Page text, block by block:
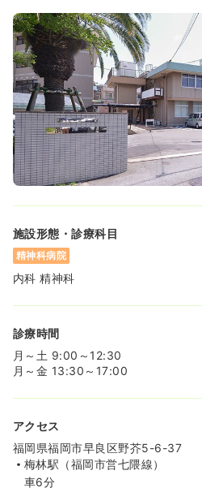
気になる
日勤のみ（パート）
給与 時給1,400円〜
時間 8:30～17:00
土日祝休み
オンコールあり 担当
時給1,400円以上可
介護・福祉系
※一例
時間
8:30～17:00
土日祝休み
担当業務未経験可
施設形態・診療科目
精神科病院
内科 精神科
診療時間
月～土 9:00～12:30
月～金 13:30～17:00
アクセス
福岡県福岡市早良区野芥5-6-37
梅林駅（福岡市営七隈線）
車6分